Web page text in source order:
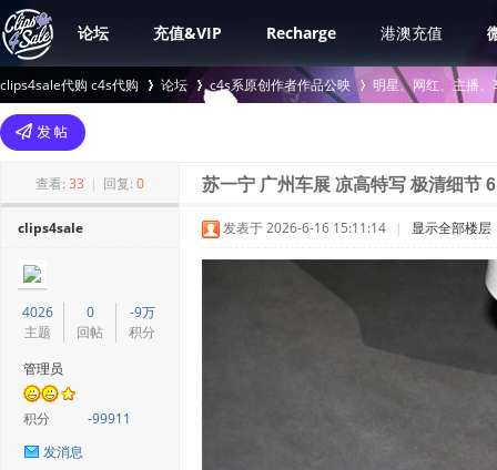
论坛 充值&VIP Recharge 港澳充值
clips4sale代购 c4s代购
>
论坛 c4s系原创作者作品公映
›
明星、网红、主播
查看: 33 | 回复: 0 苏一宁 广州车展 凉高特写 极清细节
clips4sale
4026
主题
0
回帖
-9万
积分
管理员
积分
-99911
发消息
发表于 2026-6-16 15:11:14 | 显示全部楼层